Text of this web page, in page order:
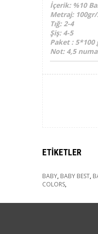
İçerik: %10
Metraj:
Tığ: 2-4
Şiş: 4-5
Paket : 5*100
Not: 4,5
ETIKETLER
BABY, BABY BEST,
COLORS,